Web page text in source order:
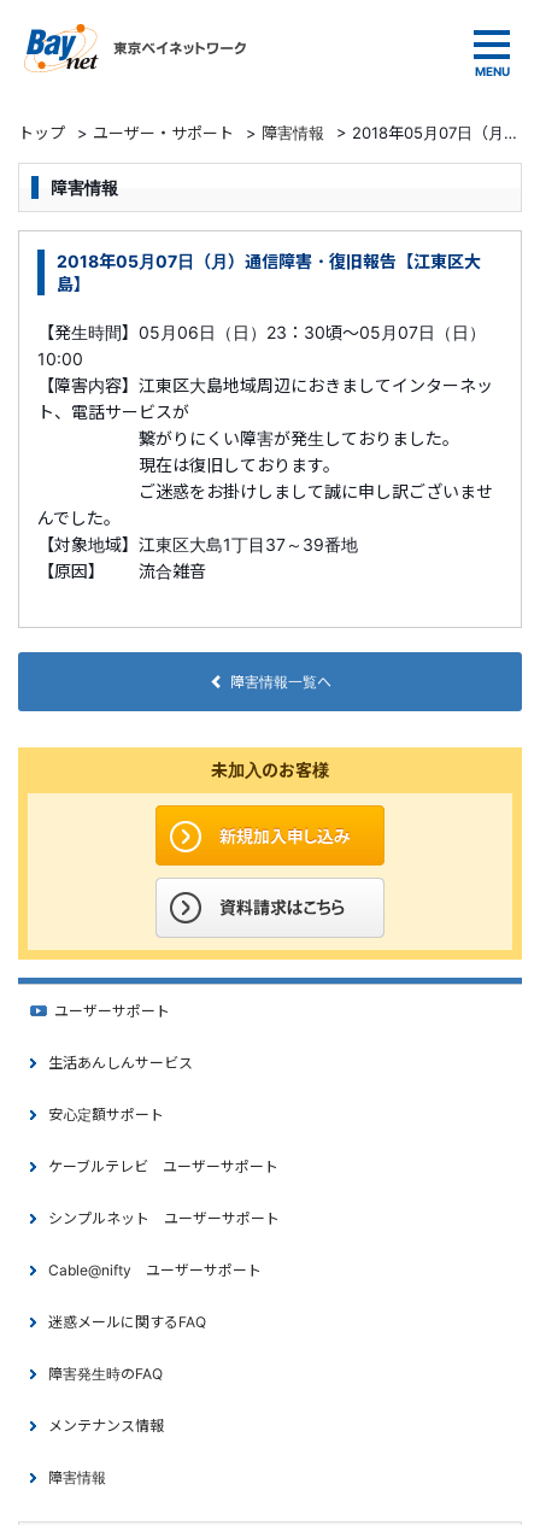
トップ > ユーザー・サポート > 障害情報 > 2018年05月07日（月）通信障害・復旧報告【江東区大島】
障害情報
2018年05月07日（月）通信障害・復旧報告【江東区大
島】
【発生時間】05月06日（日）23：30頃～05月07日（日）
10:00
【障害内容】江東区大島地域周辺におきましてインターネッ
ト、電話サービスが
繋がりにくい障害が発生しておりました。
現在は復旧しております。
ご迷惑をお掛けしまして誠に申し訳ございませ
んでした。
【対象地域】江東区大島1丁目37～39番地
【原因】 流合雑音
障害情報一覧へ
未加入のお客様
ユーザーサポート
生活あんしんサービス
安心定額サポート
ケーブルテレビ ユーザーサポート
シンプルネット ユーザーサポート
Cable@nifty ユーザーサポート
迷惑メールに関するFAQ
障害発生時のFAQ
メンテナンス情報
障害情報